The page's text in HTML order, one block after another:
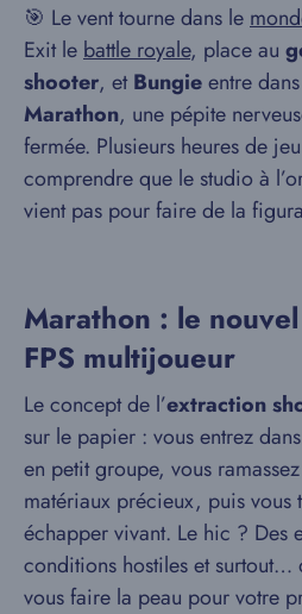
🎯 Le vent tourne dans le
Exit le battle royale, place au
shooter, etBungieentre
Marathon, une pépite
fermée. Plusieurs heures de
comprendre que le studio à
vient pas pour faire de la
Marathon : le
FPS multijoueur
Le concept de l’extraction
sur le papier : vous entrez
en petit groupe, vous
matériaux précieux, puis vous
échapper vivant. Le hic ? Des
conditions hostiles et surtout…
vous faire la peau pour votre